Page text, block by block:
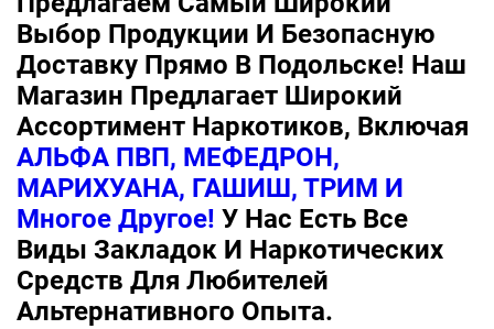
Выбор Продукции И Безопасную
Доставку Прямо В Подольске! Наш
Магазин Предлагает Широкий
Ассортимент Наркотиков, Включая
АЛЬФА ПВП, МЕФЕДРОН,
МАРИХУАНА, ГАШИШ, ТРИМ И
Многое Другое! У Нас Есть Все
Виды Закладок И Наркотических
Средств Для Любителей
Альтернативного Опыта.